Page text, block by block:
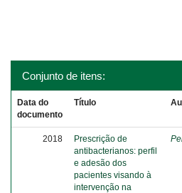
Conjunto de itens:
Data do
documento
Título
2018
Prescrição de
antibacterianos: perfil
e adesão dos
pacientes visando à
intervenção na